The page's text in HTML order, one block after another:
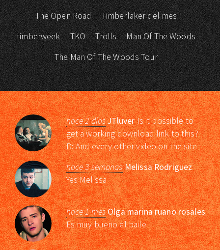
The Open Road
Timberlaker del mes
timberweek
TKO Trolls
Man Of The Woods
The Man Of The Woods Tour
hace 2 díasJTluverIs it possible to
get a working download link to this?
D: And every other video on the site
hace 3 semanasMelissa Rodriguez
Yes Melissa
hace 1 mesOlga marina ruano rosales
Es muy bueno el baile